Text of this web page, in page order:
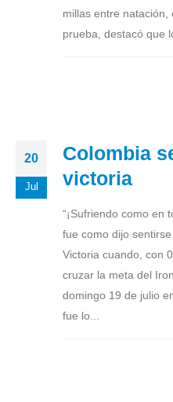
millas entre natación,
prueba, destacó que
20
Jul
Colombia
victoria
“¡Sufriendo como en
fue como dijo
Victoria cuando, con
cruzar la meta del
domingo 19 de julio
fue lo...